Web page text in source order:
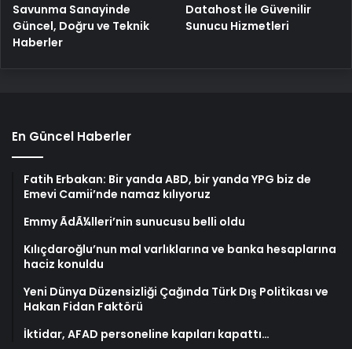
Savunma Sanayinde
Güncel, Doğru ve Teknik
Haberler
Datahost İle Güvenilir
Sunucu Hizmetleri
En Güncel Haberler
Fatih Erbakan: Bir yanda ABD, bir yanda YPG biz de
Emevi Camii’nde namaz kılıyoruz
Emmy ÃdÃ¼lleri’nin sunucusu belli oldu
Kılıçdaroğlu’nun mal varlıklarına ve banka hesaplarına
haciz konuldu
Yeni Dünya Düzensizliği Çağında Türk Dış Politikası ve
Hakan Fidan Faktörü
İktidar, AFAD personeline kapıları kapattı…